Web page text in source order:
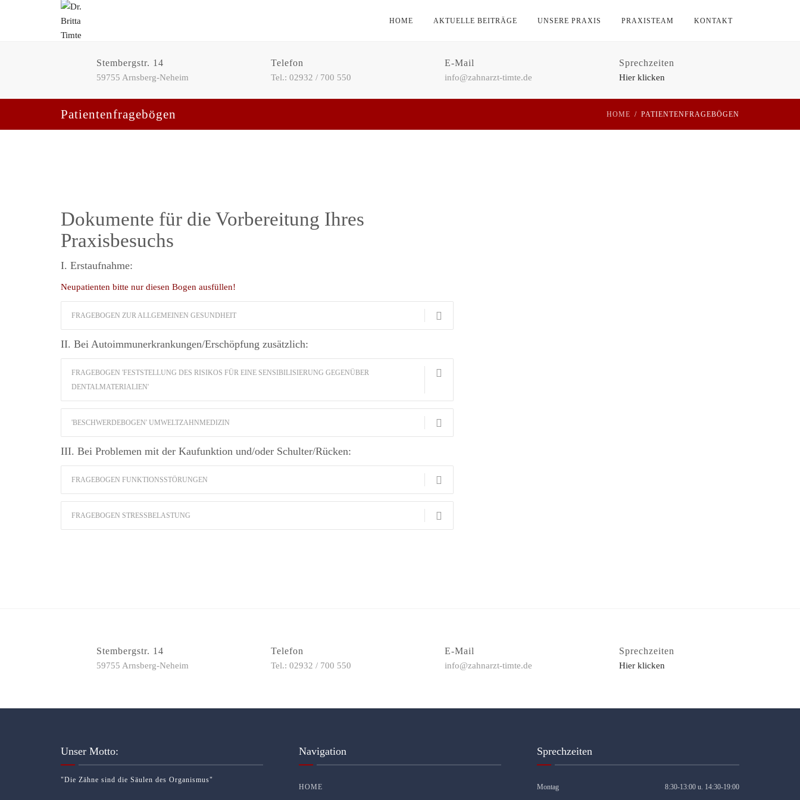
HOME AKTUELLE BEITRÄGE UNSERE PRAXIS PRAXISTEAM KONTAKT
Stembergstr. 14
59755 Arnsberg-Neheim
Telefon
Tel.: 02932 / 700 550
E-Mail
info@zahnarzt-timte.de
Sprechzeiten
Hier klicken
Patientenfragebögen HOME PATIENTENFRAGEBÖGEN
Dokumente für die Vorbereitung Ihres
Praxisbesuchs
I. Erstaufnahme:
Neupatienten bitte nur diesen Bogen ausfüllen!
FRAGEBOGEN ZUR ALLGEMEINEN GESUNDHEIT
II. Bei Autoimmunerkrankungen/Erschöpfung zusätzlich:
FRAGEBOGEN 'FESTSTELLUNG DES RISIKOS FÜR EINE SENSIBILISIERUNG GEGENÜBER
DENTALMATERIALIEN'
'BESCHWERDEBOGEN' UMWELTZAHNMEDIZIN
III. Bei Problemen mit der Kaufunktion und/oder Schulter/Rücken:
FRAGEBOGEN FUNKTIONSSTÖRUNGEN
FRAGEBOGEN STRESSBELASTUNG
Stembergstr. 14
59755 Arnsberg-Neheim
Telefon
Tel.: 02932 / 700 550
E-Mail
info@zahnarzt-timte.de
Sprechzeiten
Hier klicken
Unser Motto:
"Die Zähne sind die Säulen des Organismus"
Navigation
HOME
Sprechzeiten
Montag 8:30-13:00 u. 14:30-19:00